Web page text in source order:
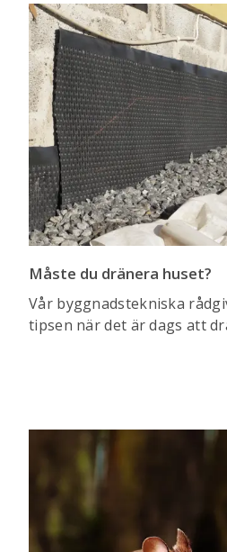
Måste du dränera huset?
Vår byggnadstekniska
tipsen när det är dags att